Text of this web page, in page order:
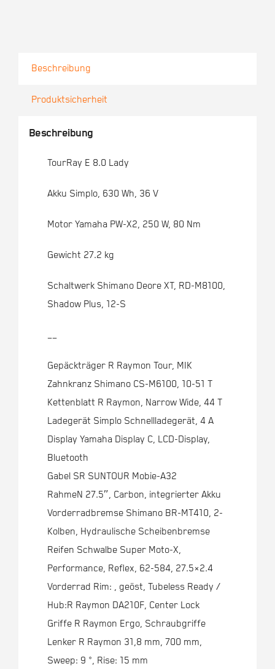
Beschreibung
Produktsicherheit
Beschreibung
TourRay E 8.0 Lady
Akku Simplo, 630 Wh, 36 V
Motor Yamaha PW-X2, 250 W, 80 Nm
Gewicht 27.2 kg
Schaltwerk Shimano Deore XT, RD-M8100,
Shadow Plus, 12-S
__
Gepäckträger R Raymon Tour, MIK
Zahnkranz Shimano CS-M6100, 10-51 T
Kettenblatt R Raymon, Narrow Wide, 44 T
Ladegerät Simplo Schnellladegerät, 4 A
Display Yamaha Display C, LCD-Display,
Bluetooth
Gabel SR SUNTOUR Mobie-A32
RahmeN 27.5″, Carbon, integrierter Akku
Vorderradbremse Shimano BR-MT410, 2-
Kolben, Hydraulische Scheibenbremse
Reifen Schwalbe Super Moto-X,
Performance, Reflex, 62-584, 27.5×2.4
Vorderrad Rim: , geöst, Tubeless Ready /
Hub:R Raymon DA210F, Center Lock
Griffe R Raymon Ergo, Schraubgriffe
Lenker R Raymon 31,8 mm, 700 mm,
Sweep: 9 °, Rise: 15 mm